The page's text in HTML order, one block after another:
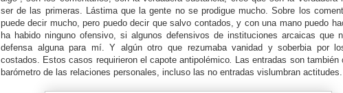
ser de las primeras. Lástima que la gente no se prodigue mucho. Sobre los
puede decir mucho, pero puedo decir que salvo contados, y con una mano puedo
ha habido ninguno ofensivo, si algunos defensivos de instituciones arcaicas que
defensa alguna para mí. Y algún otro que rezumaba vanidad y soberbia por
costados. Estos casos requirieron el capote antipolémico. Las entradas son también
barómetro de las relaciones personales, incluso las no entradas vislumbran actitudes.